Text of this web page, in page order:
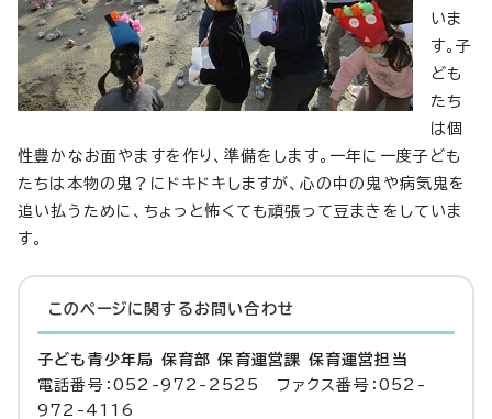
いま
す。子
ども
たち
は個
性豊かなお面やますを作り、準備をします。一年に一度子ども
たちは本物の鬼？にドキドキしますが、心の中の鬼や病気鬼を
追い払うために、ちょっと怖くても頑張って豆まきをしていま
す。
このページに関する お問い合わせ
子ども青少年局 保育部 保育運営課 保育運営担当
電話番号：052-972-2525 ファクス番号：052-
972-4116